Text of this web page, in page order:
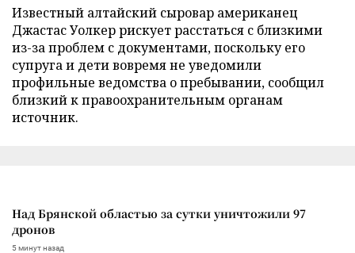
Известный алтайский сыровар американец
Джастас Уолкер рискует расстаться с близкими
из-за проблем с документами, поскольку его
супруга и дети вовремя не уведомили
профильные ведомства о пребывании, сообщил
близкий к правоохранительным органам
источник.
Над Брянской областью за сутки уничтожили 97
дронов
5 минут назад